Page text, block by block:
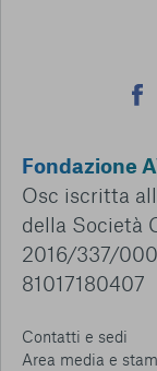
Fondazione
Osc iscritta
della Società
2016/337/
81017180407
Contatti e sedi
Area media e